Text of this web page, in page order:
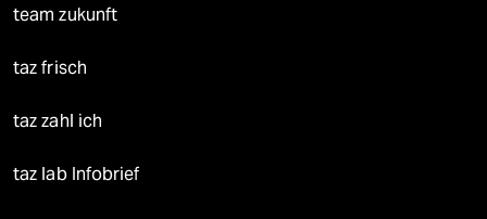
team zukunft
taz frisch
taz zahl ich
taz lab Infobrief